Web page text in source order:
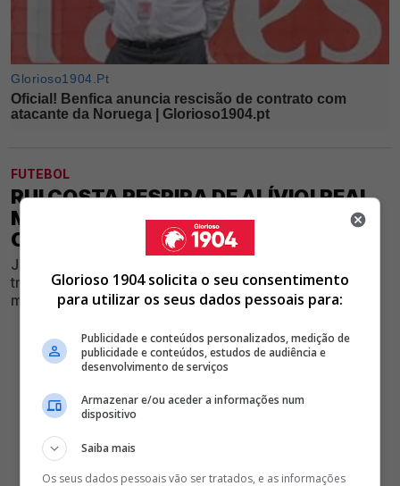
FUTEBOL
RUI COSTA RESPIRA DE ALÍVIO! REAL
MADRID NÃO TEM INTERESSE EM
COMPRAR FUTEBOLISTA DO BENFICA
Jogador das águias teve o seu nome ligado a uma
transferência para uma nova união a José Mourinho,
mas negociação não vai acontecer
Glorioso 1904 solicita o seu consentimento
para utilizar os seus dados pessoais para:
Publicidade e conteúdos personalizados, medição de
publicidade e conteúdos, estudos de audiência e
desenvolvimento de serviços
Armazenar e/ou aceder a informações num
dispositivo
Saiba mais
Os seus dados pessoais vão ser tratados, e as informações